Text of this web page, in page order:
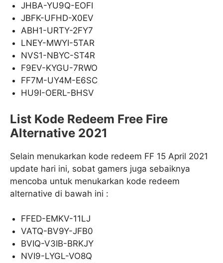
JHBA-YU9Q-EOFI
JBFK-UFHD-X0EV
ABH1-URTY-2FY7
LNEY-MWYI-5TAR
NVS1-NBYC-ST4R
F9EV-KYGU-7RWO
FF7M-UY4M-E6SC
HU9I-OERL-BHSV
List Kode Redeem Free Fire
Alternative 2021
Selain menukarkan kode redeem FF 15 April 2021
update hari ini, sobat gamers juga sebaiknya
mencoba untuk menukarkan kode redeem
alternative di bawah ini :
FFED-EMKV-11LJ
VATQ-BV9Y-JFB0
BVIQ-V3IB-BRKJY
NVI9-LYGL-VO8Q